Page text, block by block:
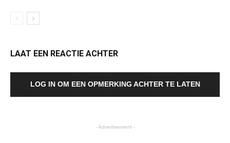
LAAT EEN REACTIE ACHTER
LOG IN OM EEN OPMERKING ACHTER TE LATEN
- Advertisement -